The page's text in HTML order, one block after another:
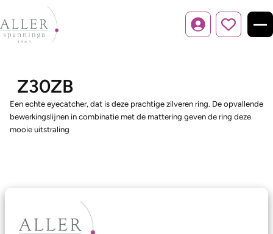
Inloggen
Z30ZB
Een echte eyecatcher, dat is deze prachtige zilveren ring. De opvallende
bewerkingslijnen in combinatie met de mattering geven de ring deze
mooie uitstraling
Ons aanbod